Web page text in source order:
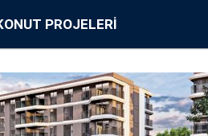
PROJELERI